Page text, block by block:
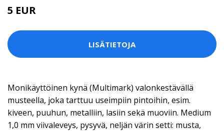
5 EUR
LISÄTIETOJA
Monikäyttöinen kynä (Multimark) valonkestävällä
musteella, joka tarttuu useimpiin pintoihin, esim.
kiveen, puuhun, metalliin, lasiin sekä muoviin. Medium
1,0 mm viivaleveys, pysyvä, neljän värin setti: musta,